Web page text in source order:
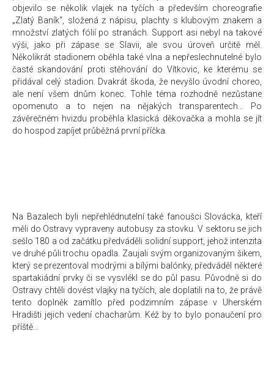
objevilo se několik vlajek na tyčích a především choreografie
„Zlatý Baník“, složená z nápisu, plachty s klubovým znakem a
množství zlatých fólií po stranách. Support asi nebyl na takové
výši, jako při zápase se Slavii, ale svou úroveň určitě měl.
Několikrát stadionem oběhla také vlna a nepřeslechnutelné bylo
časté skandování proti stěhování do Vítkovic, ke kterému se
přidával celý stadion. Dvakrát škoda, že nevyšlo úvodní choreo,
ale není všem dnům konec. Tohle téma rozhodně nezůstane
opomenuto a to nejen na nějakých transparentech… Po
závěrečném hvizdu proběhla klasická děkovačka a mohla se jít
do hospod zapíjet průběžná první příčka.
Na Bazalech byli nepřehlédnutelní také fanoušci Slovácka, kteří
měli do Ostravy vypraveny autobusy za stovku. V sektoru se jich
sešlo 180 a od začátku předváděli solidní support, jehož intenzita
ve druhé půli trochu opadla. Zaujali svým organizovaným šikem,
který se prezentoval modrými a bílými balónky, předváděl některé
spartakiádní prvky či se vysvlékl se do půl pasu. Původně si do
Ostravy chtěli dovést vlajky na tyčích, ale doplatili na to, že právě
tento doplněk zamítlo před podzimním zápase v Uherském
Hradišti jejich vedení chacharům. Kéž by to bylo ponaučení pro
příště…